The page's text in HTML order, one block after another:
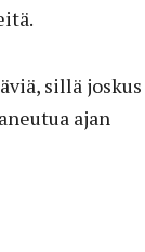
sillä joskus
ajan